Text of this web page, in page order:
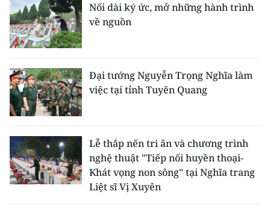
Trung du và miền núi phía Bắc
Đồng bằng sông Hồng
Duyên hải Nam Trung Bộ và Tây
Nguyên
Đồng bằng sông Cửu Long
Chuyên trang Hà Nội
Nối dài ký ức, mở những hành trình
về nguồn
Đại tướng Nguyễn Trọng Nghĩa làm
việc tại tỉnh Tuyên Quang
Lễ thắp nến tri ân và chương trình
nghệ thuật "Tiếp nối huyền thoại-
Khát vọng non sông" tại Nghĩa trang
Liệt sĩ Vị Xuyên